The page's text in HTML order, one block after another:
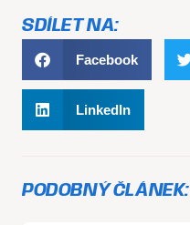
SDÍLET NA:
Facebook
LinkedIn
PODOBNÝ ČLÁNEK: